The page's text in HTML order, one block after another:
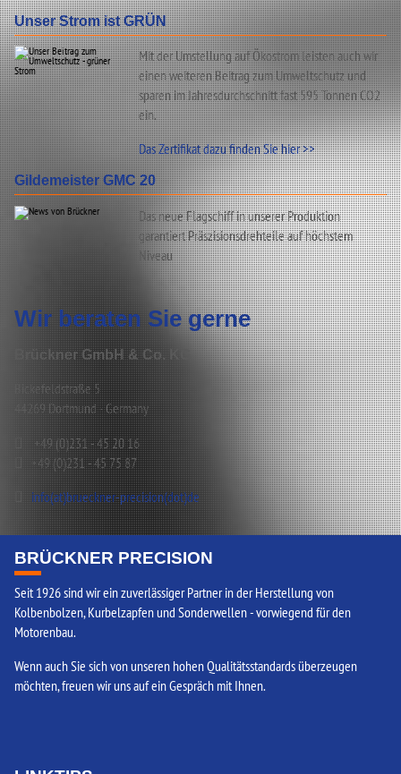
Unser Strom ist GRÜN
Mit der Umstellung auf Ökostrom leisten auch wir
einen weiteren Beitrag zum Umweltschutz und
sparen im Jahresdurchschnitt fast 595 Tonnen CO2
ein.
Das Zertifikat dazu finden Sie hier >>
Gildemeister GMC 20
Das neue Flagschiff in unserer Produktion
garantiert Präszisionsdrehteile auf höchstem
Niveau
Wir beraten Sie gerne
Brückner GmbH & Co. KG
Bickefeldstraße 5
44269 Dortmund - Germany
+49 (0)231 - 45 20 16
+49 (0)231 - 45 75 87
info(at)brueckner-precision(dot)de
BRÜCKNER PRECISION
Seit 1926 sind wir ein zuverlässiger Partner in der Herstellung von
Kolbenbolzen, Kurbelzapfen und Sonderwellen - vorwiegend für den
Motorenbau.
Wenn auch Sie sich von unseren hohen Qualitätsstandards überzeugen
möchten, freuen wir uns auf ein Gespräch mit Ihnen.